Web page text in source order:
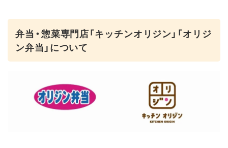
弁当・惣菜専門店「キッチンオリジン」「オリジ
ン弁当」について